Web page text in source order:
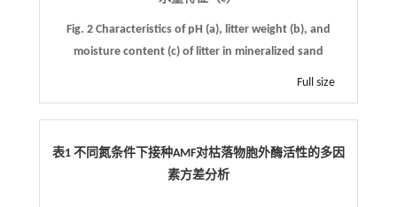
Fig. 2 Characteristics of pH (a), litter weight (b), and
moisture content (c) of litter in mineralized sand
Full size
表1 不同氮条件下接种AMF对枯落物胞外酶活性的多因
素方差分析